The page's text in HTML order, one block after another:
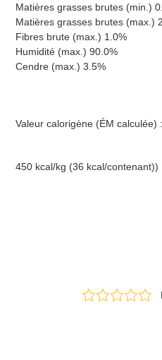
Matières grasses brutes (min.)
Matières grasses brutes (max.)
Fibres brute (max.) 1.0%
Humidité (max.) 90.0%
Cendre (max.) 3.5%
Valeur calorigène (ÉM calculée) :
450 kcal/kg (36 kcal/contenant))